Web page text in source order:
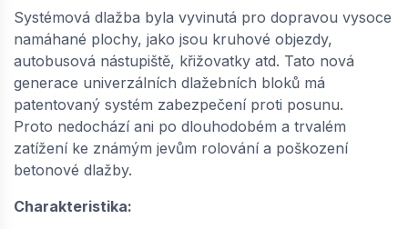
zámkové zabezpečení proti posunu 30x10x10
cm - šedá | 64865447
dodání do cca 6 týdnů
543,60Kč / m2
− +
SEMMELROCK CITYTOP PaveLock System /
Systémová dlažba byla vyvinutá pro dopravou vysoce
namáhané plochy, jako jsou kruhové objezdy,
autobusová nástupiště, křižovatky atd. Tato nová
generace univerzálních dlažebních bloků má
patentovaný systém zabezpečení proti posunu.
Proto nedochází ani po dlouhodobém a trvalém
zatížení ke známým jevům rolování a poškození
betonové dlažby.
Charakteristika: